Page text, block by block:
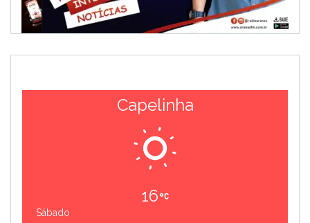
Capelinha
16
Sábado